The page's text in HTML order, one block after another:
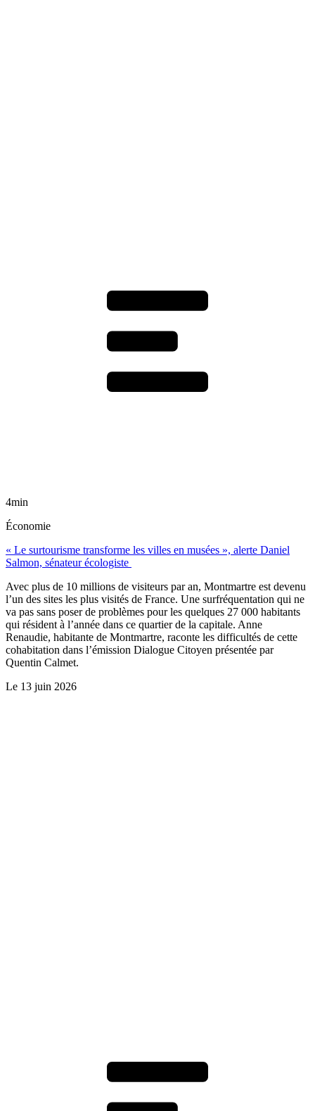
4min
Économie
« Le surtourisme transforme les villes en musées », alerte Daniel
Salmon, sénateur écologiste
Avec plus de 10 millions de visiteurs par an, Montmartre est devenu
l’un des sites les plus visités de France. Une surfréquentation qui ne
va pas sans poser de problèmes pour les quelques 27 000 habitants
qui résident à l’année dans ce quartier de la capitale. Anne
Renaudie, habitante de Montmartre, raconte les difficultés de cette
cohabitation dans l’émission Dialogue Citoyen présentée par
Quentin Calmet.
Le 13 juin 2026